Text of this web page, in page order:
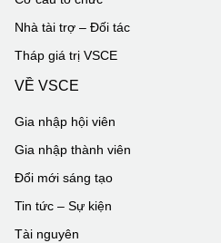
Nhà tài trợ – Đối tác
Tháp giá trị VSCE
VỀ VSCE
Gia nhập hội viên
Gia nhập thành viên
Đổi mới sáng tạo
Tin tức – Sự kiện
Tài nguyên